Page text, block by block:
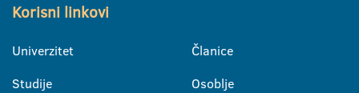
Korisni linkovi
Univerzitet
Studije
Članice
Osoblje